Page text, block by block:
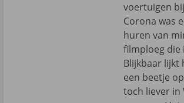
voertuigen
Corona was
huren van
filmploeg die
Blijkbaar lijkt
een beetje
toch liever in